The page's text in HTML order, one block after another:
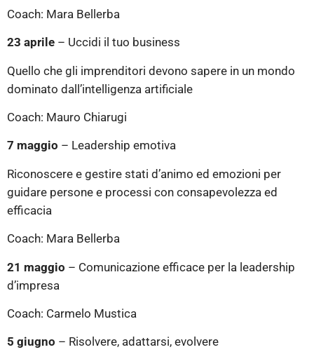
Coach: Mara Bellerba
23 aprile – Uccidi il tuo business
Quello che gli imprenditori devono sapere in un mondo
dominato dall’intelligenza artificiale
Coach: Mauro Chiarugi
7 maggio – Leadership emotiva
Riconoscere e gestire stati d’animo ed emozioni per
guidare persone e processi con consapevolezza ed
efficacia
Coach: Mara Bellerba
21 maggio – Comunicazione efficace per la leadership
d’impresa
Coach: Carmelo Mustica
5 giugno – Risolvere, adattarsi, evolvere